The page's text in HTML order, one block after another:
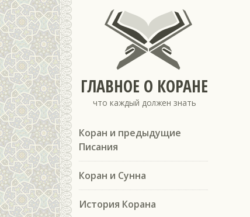
ГЛАВНОЕ О КОРАНЕ
что каждый должен знать
Коран и предыдущие
Писания
Коран и Сунна
История Корана